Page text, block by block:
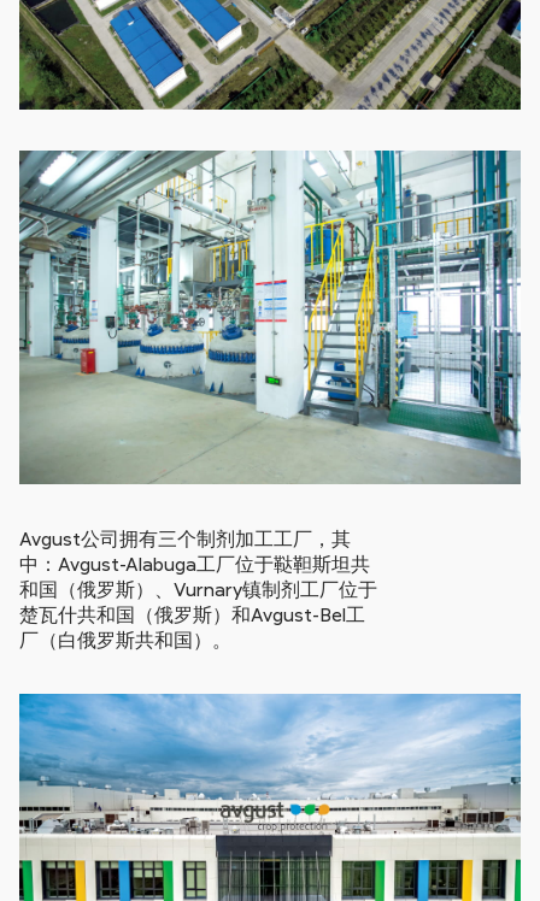
Avgust公司拥有三个制剂加工工厂，其
中：Avgust-Alabuga工厂位于鞑靼斯坦共
和国（俄罗斯）、Vurnary镇制剂工厂位于
楚瓦什共和国（俄罗斯）和Avgust-Bel工
厂（白俄罗斯共和国）。